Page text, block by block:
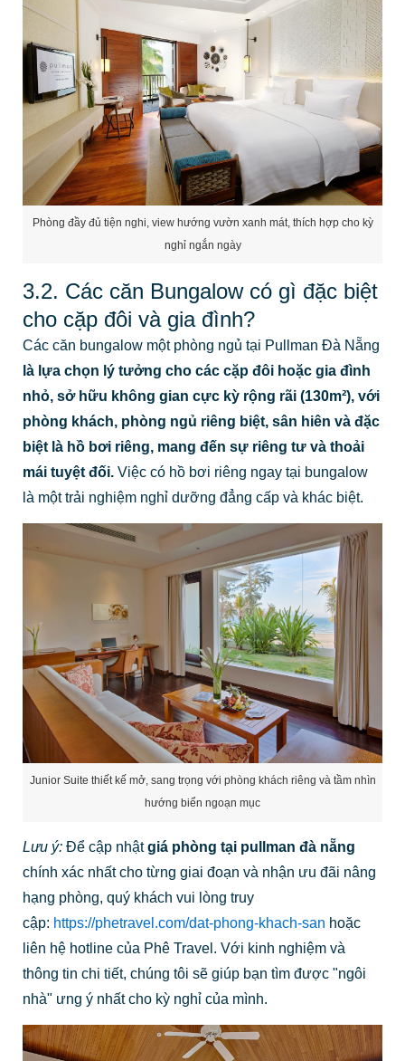
Phòng đầy đủ tiện nghi, view hướng vườn xanh mát, thích hợp cho kỳ
nghỉ ngắn ngày
3.2. Các căn Bungalow có gì đặc biệt
cho cặp đôi và gia đình?
Các căn bungalow một phòng ngủ tại Pullman Đà Nẵng
là lựa chọn lý tưởng cho các cặp đôi hoặc gia đình
nhỏ, sở hữu không gian cực kỳ rộng rãi (130m²), với
phòng khách, phòng ngủ riêng biệt, sân hiên và đặc
biệt là hồ bơi riêng, mang đến sự riêng tư và thoải
mái tuyệt đối.Việc có hồ bơi riêng ngay tại bungalow
là một trải nghiệm nghỉ dưỡng đẳng cấp và khác biệt.
Junior Suite thiết kế mở, sang trọng với phòng khách riêng và tầm nhìn
hướng biển ngoạn mục
Lưu ý:Để cập nhậtgiá phòng tại pullman đà nẵng
chính xác nhất cho từng giai đoạn và nhận ưu đãi nâng
hạng phòng, quý khách vui lòng truy
cập: https://phetravel.com/dat-phong-khach-san hoặc
liên hệ hotline của Phê Travel. Với kinh nghiệm và
thông tin chi tiết, chúng tôi sẽ giúp bạn tìm được "ngôi
nhà" ưng ý nhất cho kỳ nghỉ của mình.